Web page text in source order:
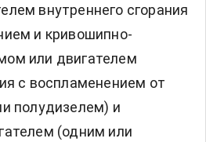
внутреннего сгорания
и кривошипно-
или двигателем
с воспламенением от
полудизелем) и
(одним или